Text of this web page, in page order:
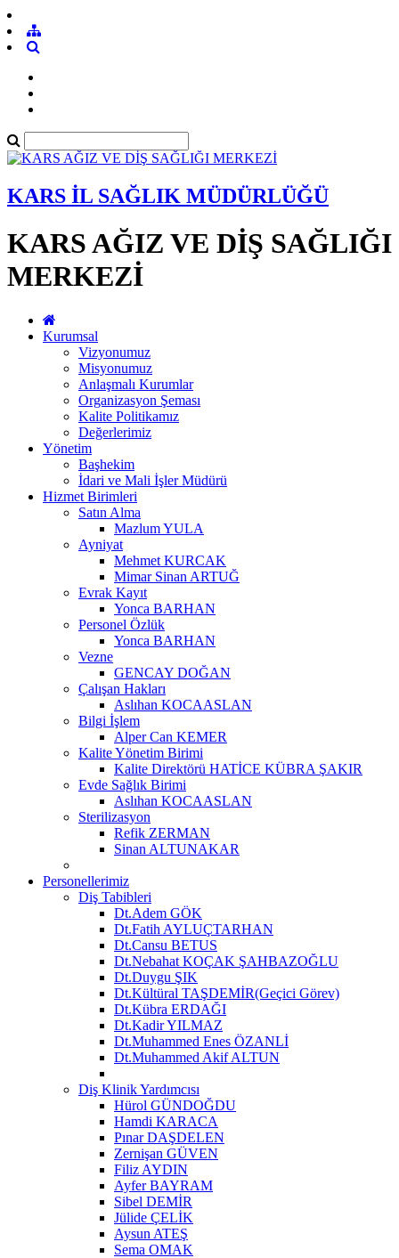
KARS İL SAĞLIK MÜDÜRLÜĞÜ
KARS AĞIZ VE DİŞ SAĞLIĞI
MERKEZİ
Kurumsal
Vizyonumuz
Misyonumuz
Anlaşmalı Kurumlar
Organizasyon Şeması
Kalite Politikamız
Değerlerimiz
Yönetim
Başhekim
İdari ve Mali İşler Müdürü
Hizmet Birimleri
Satın Alma
Mazlum YULA
Ayniyat
Mehmet KURCAK
Mimar Sinan ARTUĞ
Evrak Kayıt
Yonca BARHAN
Personel Özlük
Yonca BARHAN
Vezne
GENCAY DOĞAN
Çalışan Hakları
Aslıhan KOCAASLAN
Bilgi İşlem
Alper Can KEMER
Kalite Yönetim Birimi
Kalite Direktörü HATİCE KÜBRA ŞAKIR
Evde Sağlık Birimi
Aslıhan KOCAASLAN
Sterilizasyon
Refik ZERMAN
Sinan ALTUNAKAR
Personellerimiz
Diş Tabibleri
Dt.Adem GÖK
Dt.Fatih AYLUÇTARHAN
Dt.Cansu BETUS
Dt.Nebahat KOÇAK ŞAHBAZOĞLU
Dt.Duygu ŞIK
Dt.Kültüral TAŞDEMİR(Geçici Görev)
Dt.Kübra ERDAĞI
Dt.Kadir YILMAZ
Dt.Muhammed Enes ÖZANLİ
Dt.Muhammed Akif ALTUN
Diş Klinik Yardımcısı
Hürol GÜNDOĞDU
Hamdi KARACA
Pınar DAŞDELEN
Zernişan GÜVEN
Filiz AYDIN
Ayfer BAYRAM
Sibel DEMİR
Jülide ÇELİK
Aysun ATEŞ
Sema OMAK